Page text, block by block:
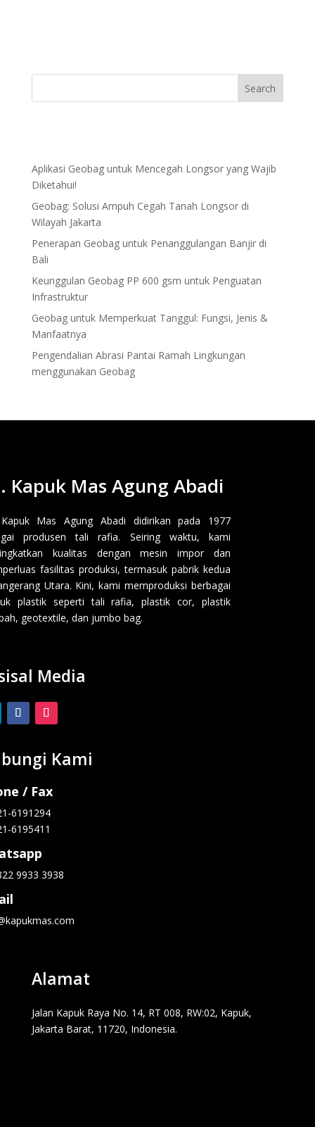
Aplikasi Geobag untuk Mencegah Longsor yang Wajib
Diketahui!
Geobag: Solusi Ampuh Cegah Tanah Longsor di
Wilayah Jakarta
Penerapan Geobag untuk Penanggulangan Banjir di
Bali
Keunggulan Geobag PP 600 gsm untuk Penguatan
Infrastruktur
Geobag untuk Memperkuat Tanggul: Fungsi, Jenis &
Manfaatnya
Pengendalian Abrasi Pantai Ramah Lingkungan
menggunakan Geobag
Kapuk Mas Agung Abadi
Mas Agung Abadi didirikan pada 1977
produsen tali rafia. Seiring waktu, kami
kualitas dengan mesin impor dan
fasilitas produksi, termasuk pabrik kedua
Utara. Kini, kami memproduksi berbagai
plastik seperti tali rafia, plastik cor, plastik
geotextile, dan jumbo bag.
Media
Kami
/ Fax
6191294
6195411
9933 3938
Alamat
Jalan Kapuk Raya No. 14, RT 008, RW:02, Kapuk,
Jakarta Barat, 11720, Indonesia.